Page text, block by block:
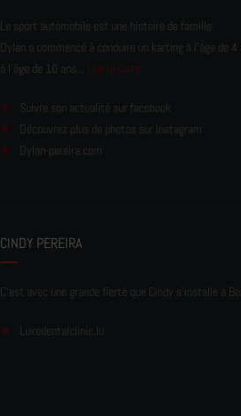
Le sport automobile est une histoire de famille.
Dylan a commencé à conduire un karting à l’âge de
à l'âge de 10 ans... Lire la suite
Suivre son actualité sur facebook
Découvrez plus de photos sur Instagram
Dylan-pereira.com
CINDY PEREIRA
C'est avec une grande fierté que Cindy s'installe à
Luxedentalclinic.lu